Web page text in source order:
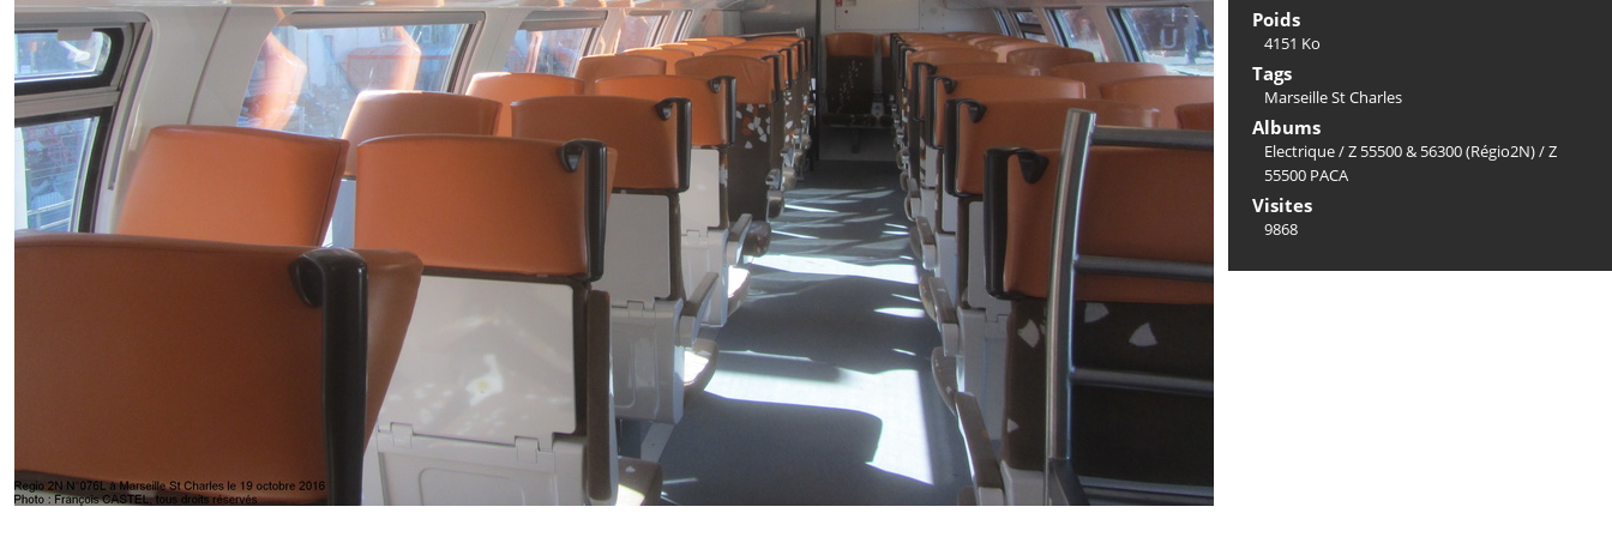
Poids
4151 Ko
Tags
Marseille St Charles
Albums
Electrique/Z 55500 & 56300 (Régio2N)/Z
55500 PACA
Visites
9868